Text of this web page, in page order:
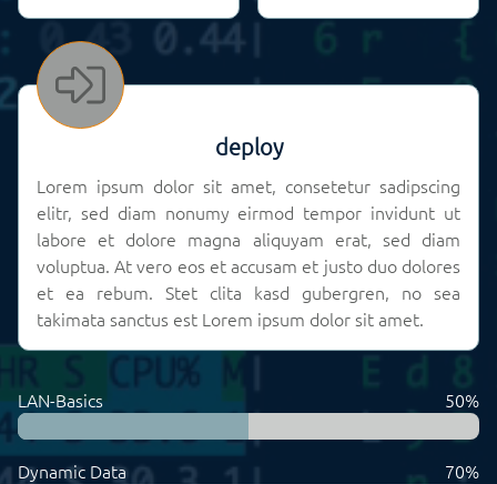
deploy
Lorem ipsum dolor sit amet, consetetur sadipscing
elitr, sed diam nonumy eirmod tempor invidunt ut
labore et dolore magna aliquyam erat, sed diam
voluptua. At vero eos et accusam et justo duo dolores
et ea rebum. Stet clita kasd gubergren, no sea
takimata sanctus est Lorem ipsum dolor sit amet.
LAN-Basics 50%
Dynamic Data 70%